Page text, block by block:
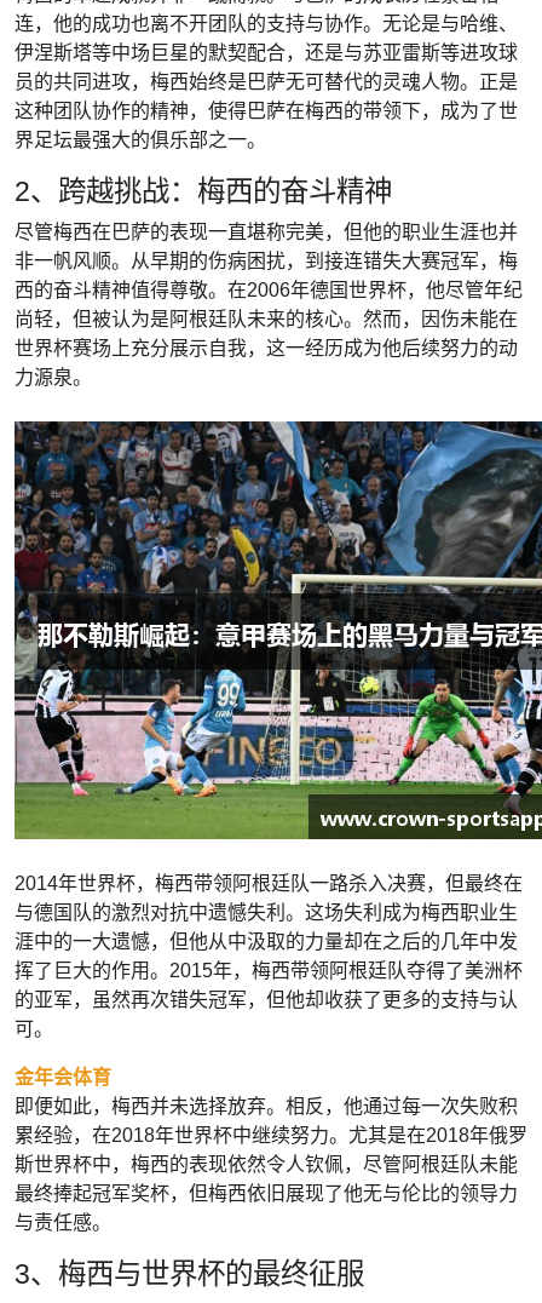
连，他的成功也离不开团队的支持与协作。无论是与哈维、
伊涅斯塔等中场巨星的默契配合，还是与苏亚雷斯等进攻球
员的共同进攻，梅西始终是巴萨无可替代的灵魂人物。正是
这种团队协作的精神，使得巴萨在梅西的带领下，成为了世
界足坛最强大的俱乐部之一。
2、跨越挑战：梅西的奋斗精神
尽管梅西在巴萨的表现一直堪称完美，但他的职业生涯也并
非一帆风顺。从早期的伤病困扰，到接连错失大赛冠军，梅
西的奋斗精神值得尊敬。在2006年德国世界杯，他尽管年纪
尚轻，但被认为是阿根廷队未来的核心。然而，因伤未能在
世界杯赛场上充分展示自我，这一经历成为他后续努力的动
力源泉。
2014年世界杯，梅西带领阿根廷队一路杀入决赛，但最终在
与德国队的激烈对抗中遗憾失利。这场失利成为梅西职业生
涯中的一大遗憾，但他从中汲取的力量却在之后的几年中发
挥了巨大的作用。2015年，梅西带领阿根廷队夺得了美洲杯
的亚军，虽然再次错失冠军，但他却收获了更多的支持与认
可。
金年会体育
即便如此，梅西并未选择放弃。相反，他通过每一次失败积
累经验，在2018年世界杯中继续努力。尤其是在2018年俄罗
斯世界杯中，梅西的表现依然令人钦佩，尽管阿根廷队未能
最终捧起冠军奖杯，但梅西依旧展现了他无与伦比的领导力
与责任感。
3、梅西与世界杯的最终征服